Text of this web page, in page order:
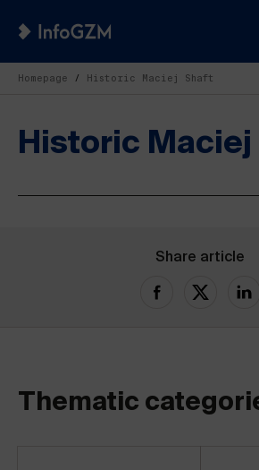
Homepage Historic Maciej Shaft
Historic Maciej
Share article
Thematic